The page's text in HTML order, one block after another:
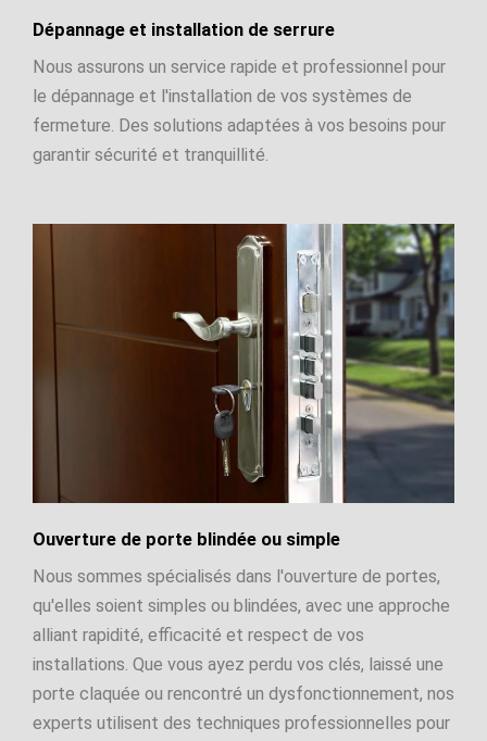
Dépannage et installation de serrure
Nous assurons un service rapide et professionnel pour
le dépannage et l'installation de vos systèmes de
fermeture. Des solutions adaptées à vos besoins pour
garantir sécurité et tranquillité.
Ouverture de porte blindée ou simple
Nous sommes spécialisés dans l'ouverture de portes,
qu'elles soient simples ou blindées, avec une approche
alliant rapidité, efficacité et respect de vos
installations. Que vous ayez perdu vos clés, laissé une
porte claquée ou rencontré un dysfonctionnement, nos
experts utilisent des techniques professionnelles pour